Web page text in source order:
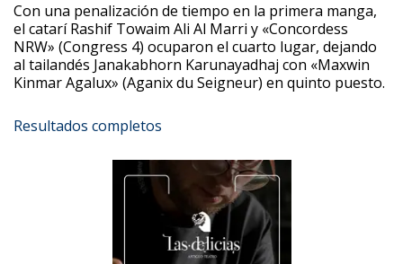
Con una penalización de tiempo en la primera manga,
el catarí Rashif Towaim Ali Al Marri y «Concordess
NRW» (Congress 4) ocuparon el cuarto lugar, dejando
al tailandés Janakabhorn Karunayadhaj con «Maxwin
Kinmar Agalux» (Aganix du Seigneur) en quinto puesto.
Resultados completos